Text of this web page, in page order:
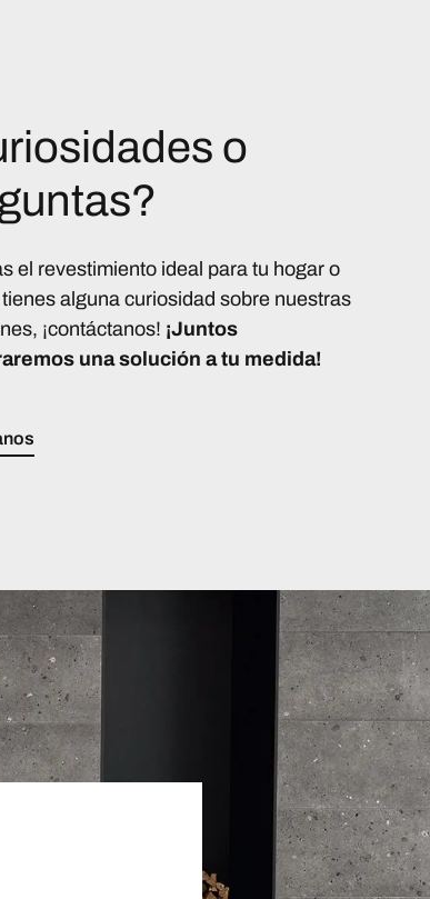
o
el revestimiento ideal para tu hogar o
alguna curiosidad sobre nuestras
¡contáctanos! ¡Juntos
una solución a tu medida!